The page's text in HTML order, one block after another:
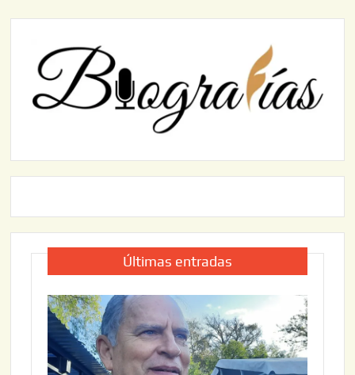
Últimas entradas